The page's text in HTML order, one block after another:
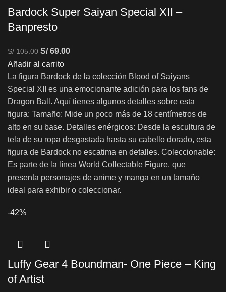
Bardock Super Saiyan Special XII –
Banpresto
S/105.00 S/69.00
Añadir al carrito
La figura Bardock de la colección Blood of Saiyans
Special XII es una emocionante adición para los fans de
Dragon Ball. Aquí tienes algunos detalles sobre esta
figura: Tamaño: Mide un poco más de 18 centímetros de
alto en su base. Detalles enérgicos: Desde la escultura de
tela de su ropa desgastada hasta su cabello dorado, esta
figura de Bardock no escatima en detalles. Coleccionable:
Es parte de la línea World Collectable Figure, que
presenta personajes de anime y manga en un tamaño
ideal para exhibir o coleccionar.
-42%
Luffy Gear 4 Boundman- One Piece – King
of Artist